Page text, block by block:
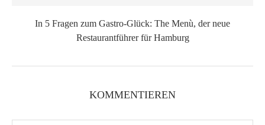
In 5 Fragen zum Gastro-Glück: The Menù, der neue
Restaurantführer für Hamburg
KOMMENTIEREN